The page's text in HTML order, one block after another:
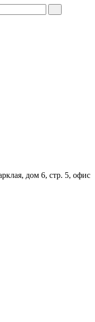
дом 6, стр. 5, офис